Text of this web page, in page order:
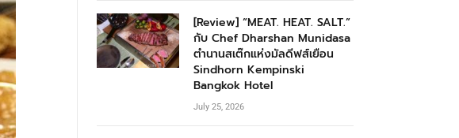
[Review] “MEAT. HEAT. SALT.”
กับ Chef Dharshan Munidasa
ตำนานสเต๊กแห่งมัลดีฟส์เยือน
Sindhorn Kempinski
Bangkok Hotel
July 25, 2026